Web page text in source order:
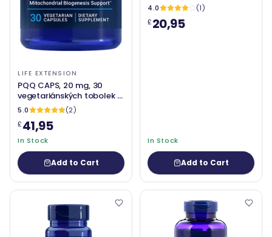
LIFE EXTENSION
PQQ CAPS, 20 mg, 30
vegetariánských tobolek -
prodloužení života
5.0
(2)
£41,95
In Stock
Add to Cart
4.0
(1)
£20,95
In Stock
Add to Cart